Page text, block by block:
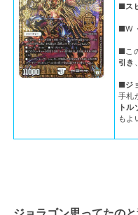
■ス
■W
■こ
引き
■ジ
手札
ト
もよ